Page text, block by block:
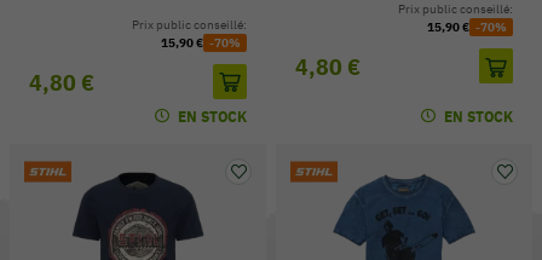
4,80 €
Prix public conseillé:
15,90 € -70%
EN STOCK
4,80 €
Prix public conseillé:
15,90 € -70%
EN STOCK